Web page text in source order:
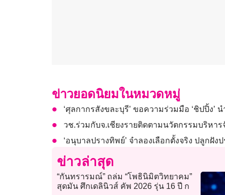
ข่าวยอดนิยมในหมวดหมู่
‘ศุลกากรสังขละบุรี’ ขอความร่วมมือ ‘ชิปปิ้ง
วช.ร่วมกับจ.เชียงรายติดตามนวัตกรรมบริหา
‘อนุบาลปรางทิพย์’ จำลองเลือกตั้งจริง ปลูกฝัง
ข่าวล่าสุด
“กันทรารมณ์” ถล่ม “โพธินิมิตวิทยาคม”
สุดมัน ศึกเดลินิวส์ คัพ 2026 รุ่น 16 ปี ก